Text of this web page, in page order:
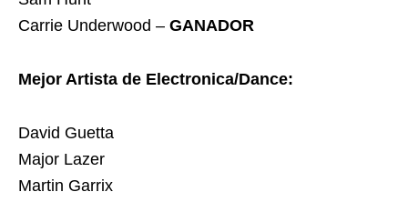
Carrie Underwood – GANADOR
Mejor Artista de Electronica/Dance:
David Guetta
Major Lazer
Martin Garrix